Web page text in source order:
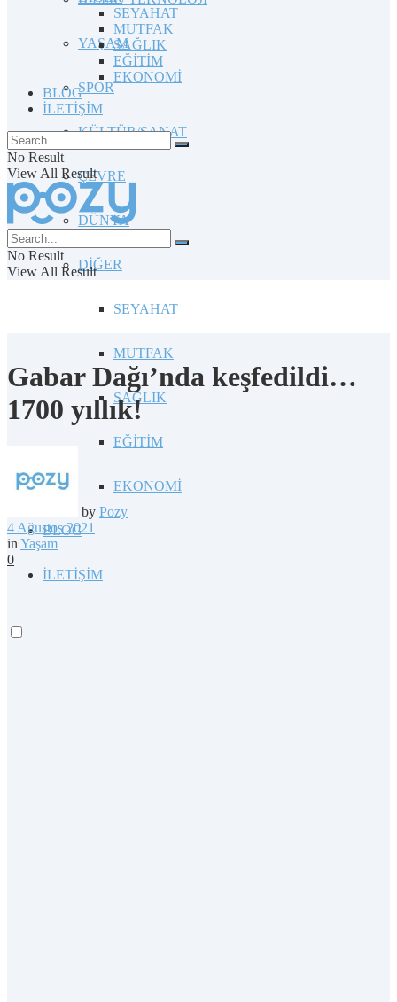
YAŞAM
SPOR
KÜLTÜR/SANAT
ÇEVRE
DÜNYA
DİĞER
SEYAHAT
MUTFAK
SAĞLIK
EĞİTİM
EKONOMİ
BLOG
İLETİŞİM
SEYAHAT
MUTFAK
SAĞLIK
EĞİTİM
EKONOMİ
BLOG
İLETİŞİM
No Result
View All Result
No Result
View All Result
Gabar Dağı’nda keşfedildi…
1700 yıllık!
by Pozy
4 Ağustos 2021
in Yaşam
0